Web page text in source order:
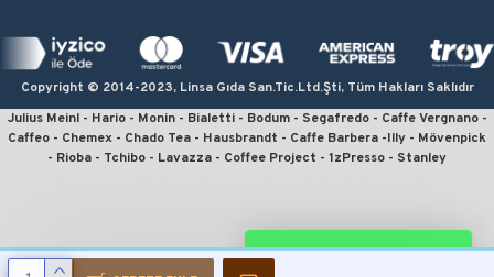
Copyright © 2014-2023, Linsa Gıda San.Tic.Ltd.Şti, Tüm Hakları Saklıdır
Julius Meinl - Hario - Monin - Bialetti - Bodum - Segafredo - Caffe Vergnano -
Caffeo - Chemex - Chado Tea - Hausbrandt - Caffe Barbera -Illy - Mövenpick
- Rioba - Tchibo - Lavazza - Coffee Project - 1zPresso - Stanley
espresso için kahve, monin kahve şurubu, linsa gıda, kahvecim, fruhstuck,
wiener melange, crema espresso, president, julius meinl president, jubilaum,